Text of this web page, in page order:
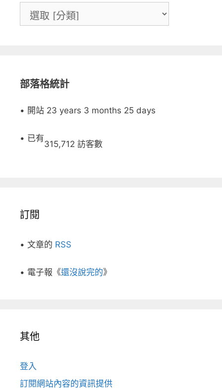
部落格統計
• 開站 23 years 3 months 25 days
• 已有
315,712 訪客數
訂閱
• 文章的 RSS
• 電子報《還沒說完的》
其他
登入
訂閱網站內容的資訊提供